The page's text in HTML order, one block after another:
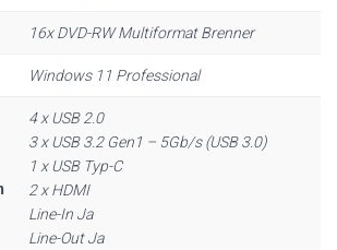
16x DVD-RW Multiformat Brenner
Windows 11 Professional
4 x USB 2.0
3 x USB 3.2 Gen1 – 5Gb/s (USB 3.0)
1 x USB Typ-C
2 x HDMI
Line-In Ja
Line-Out Ja